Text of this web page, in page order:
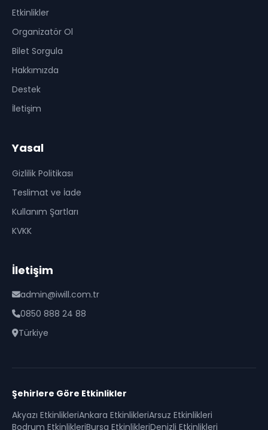
Etkinlikler
Organizatör Ol
Bilet Sorgula
Hakkımızda
Destek
İletişim
Yasal
Gizlilik Politikası
Teslimat ve İade
Kullanım Şartları
KVKK
İletişim
admin@iwill.com.tr
0850 888 24 88
Türkiye
Şehirlere Göre Etkinlikler
Akyazı EtkinlikleriAnkara EtkinlikleriArsuz Etkinlikleri
Bodrum EtkinlikleriBursa EtkinlikleriDenizli Etkinlikleri